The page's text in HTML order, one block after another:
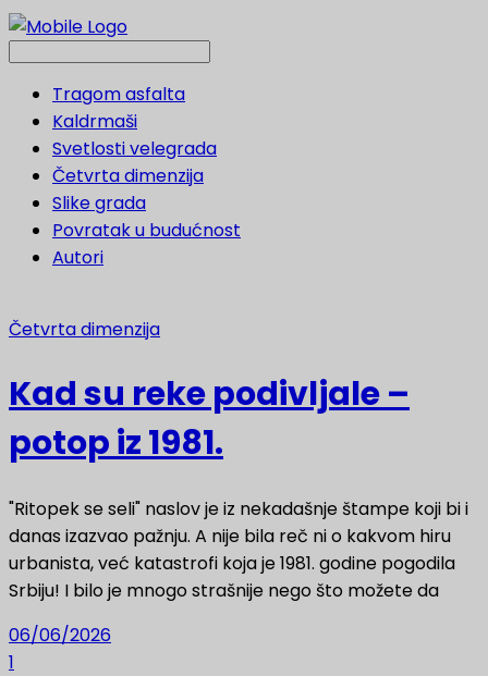
Tragom asfalta
Kaldrmaši
Svetlosti velegrada
Četvrta dimenzija
Slike grada
Povratak u budućnost
Autori
Četvrta dimenzija
Kad su reke podivljale –
potop iz 1981.
"Ritopek se seli" naslov je iz nekadašnje štampe koji bi i
danas izazvao pažnju. A nije bila reč ni o kakvom hiru
urbanista, već katastrofi koja je 1981. godine pogodila
Srbiju! I bilo je mnogo strašnije nego što možete da
06/06/2026
1